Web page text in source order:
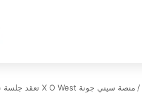
/ منصة سيني جونة X O West تعقد جلسة نقاشية حول الانتاج السينمائي المشترك في مصر والدول العربية